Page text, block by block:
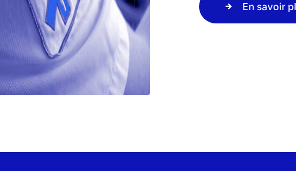
En savoir